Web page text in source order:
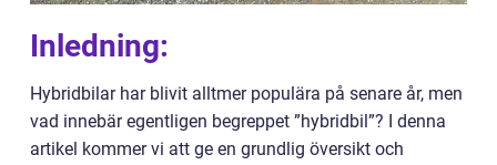
Inledning:
Hybridbilar har blivit alltmer populära på senare år, men
vad innebär egentligen begreppet ”hybridbil”? I denna
artikel kommer vi att ge en grundlig översikt och